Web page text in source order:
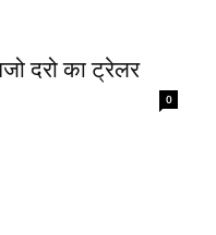
दरो का ट्रेलर
0